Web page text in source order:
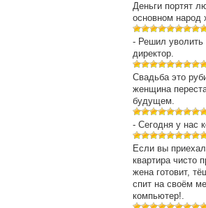
Деньги портят
основном
- Решил уволить
директор.
Свадьба это
женщина
будущем.
- Сегодня у нас
Если вы
квартира чисто
жена готовит,
спит на своём
компьютер!.